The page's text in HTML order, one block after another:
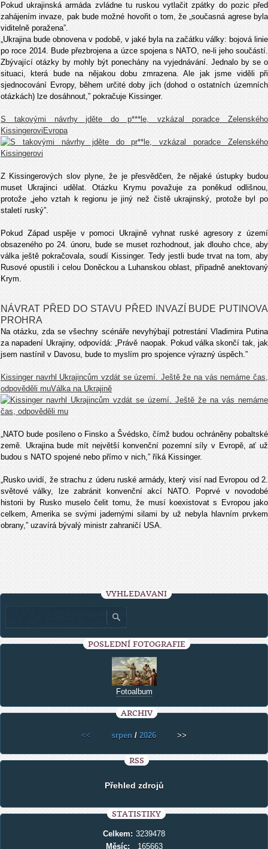
Pokud ukrajinská armáda zvládne tu ruskou vytlačit zpátky do pozic před
zahájením invaze, pak bude možné hovořit o tom, že „současná agrese byla
viditelně poražena”.
„Ukrajina bude obnovena v podobě, v jaké byla na začátku války: bojová linie
po roce 2014. Bude přezbrojena a úzce spojena s NATO, ne-li jeho součástí.
Zbývající otázky by mohly být ponechány na vyjednávání. Jednalo by se o
situaci, která bude na nějakou dobu zmrazena. Ale jak jsme viděli při
sjednocování Evropy, během určité doby jich (dohod o ostatních územních
otázkách) lze dosáhnout,” pokračuje Kissinger.
S takovými návrhy jděte do p***le, vzkázal poradce Zelenského
KissingeroviEvropa
Z Kissingerových slov plyne, že je přesvědčen, že nějaké ústupky budou
muset Ukrajinci udělat. Otázku Krymu považuje za poněkud odlišnou,
protože „jeho vztah k regionu je jiný než čistě ukrajinský, protože byl po
staletí ruský”.
Pokud Západ uspěje v pomoci Ukrajině vyhnat ruské agresory z území
obsazeného po 24. únoru, bude se muset rozhodnout, jak dlouho chce, aby
válka ještě pokračovala, soudí Kissinger. Tedy jestli bude trvat na tom, aby
Rusové opustili i celou Doněckou a Luhanskou oblast, případně anektovaný
Krym.
NÁVRAT PŘED DO STAVU PŘED INVAZÍ BUDE PUTINOVA
PROHRA
Na otázku, zda se všechny scénáře nevyhýbají potrestání Vladimira Putina
za napadení Ukrajiny, odpovídá: „Právě naopak. Pokud válka skončí tak, jak
jsem nastínil v Davosu, bude to myslím pro spojence výrazný úspěch.”
Kissinger navrhl Ukrajincům vzdát se území. Ještě že na vás nemáme čas,
odpověděli muVálka na Ukrajině
„NATO bude posíleno o Finsko a Švédsko, čímž budou ochráněny pobaltské
země. Ukrajina bude mít největší konvenční pozemní síly v Evropě, ať už
budou s NATO spojené nebo přímo v nich,” říká Kissinger.
„Rusko uvidí, že strachu z úderu ruské armády, který visí nad Evropou od 2.
světové války, lze zabránit konvenční akcí NATO. Poprvé v novodobé
historii by Rusko muselo čelit tomu, že musí koexistovat s Evropou jako
celkem, Amerika se svými jadernými silami by už nebyla hlavním prvkem
obrany,” uzavírá bývalý ministr zahraničí USA.
VYHLEDÁVÁNÍ
POSLEDNÍ FOTOGRAFIE
Fotoalbum
ARCHIV
<< srpen / 2026 >>
RSS
Přehled zdrojů
STATISTIKY
Celkem: 3239478
Měsíc:
165663